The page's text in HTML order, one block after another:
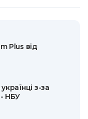
Plus від
з-за
- НБУ